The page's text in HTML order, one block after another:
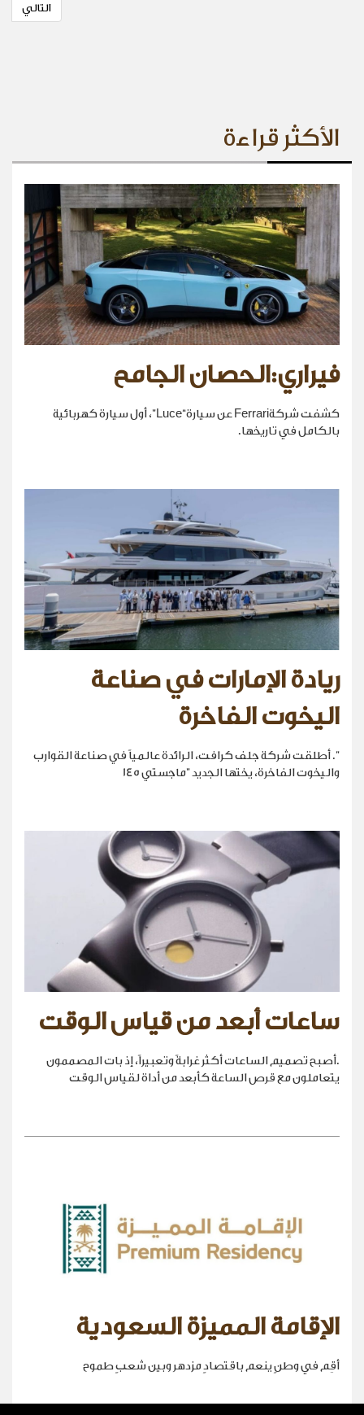
التالي
الأكثر قراءة
فيراري:الحصان الجامح
كشفت شركةFerrari عن سيارة“Luce”، أول سيارة كهربائية
بالكامل في تاريخها.
ريادة الإمارات في صناعة
اليخوت الفاخرة
". أطلقت شركة جلف كرافت، الرائدة عالمياً في صناعة القوارب
واليخوت الفاخرة، يختها الجديد "ماجستي 145
ساعات أبعد من قياس الوقت
.أصبح تصميم الساعات أكثر غرابةً وتعبيراً، إذ بات المصممون
يتعاملون مع قرص الساعة كأبعد من أداة لقياس الوقت
الإقامة المميزة السعودية
أقِم في وطنٍ ينعم باقتصادٍ مزدهر وبين شعبٍ طموح